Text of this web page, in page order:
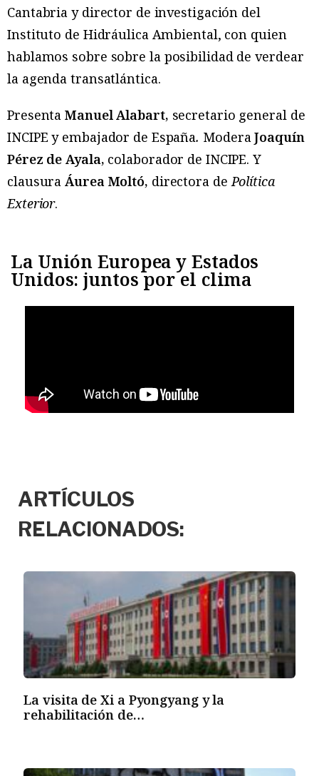
Cantabria y director de investigación del
Instituto de Hidráulica Ambiental, con quien
hablamos sobre sobre la posibilidad de verdear
la agenda transatlántica.
PresentaManuel Alabart, secretario general de
INCIPE y embajador de España. ModeraJoaquín
Pérez de Ayala, colaborador de INCIPE. Y
clausuraÁurea Moltó, directora dePolítica
Exterior.
La Unión Europea y Estados
Unidos: juntos por el clima
ARTÍCULOS
RELACIONADOS:
La visita de Xi a Pyongyang y la
rehabilitación de…